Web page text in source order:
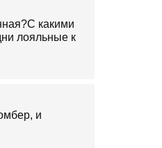
какими
лояльные к
и